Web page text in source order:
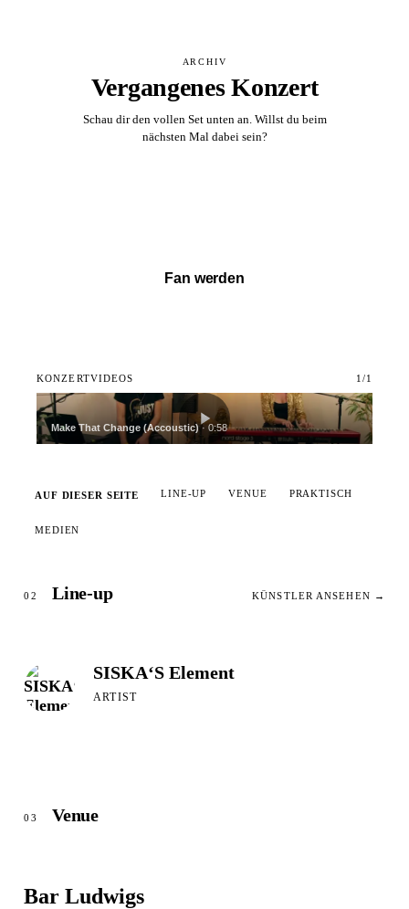
ARCHIV
Vergangenes Konzert
Schau dir den vollen Set unten an. Willst du beim
nächsten Mal dabei sein?
Fan werden
KONZERTVIDEOS 1 /1
Make That Change (Accoustic)· 0:58
AUF DIESER SEITE LINE-UP VENUE PRAKTISCH
MEDIEN
02 Line-up KÜNSTLER ANSEHEN →
SISKA‘S Element
ARTIST
03 Venue
Bar Ludwigs